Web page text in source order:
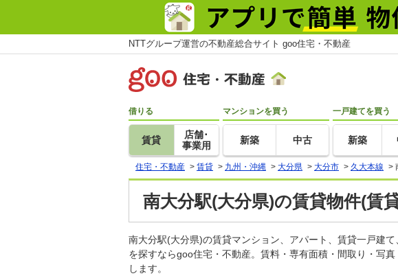
NTTグループ運営の不動産総合サイト goo住宅・不動産
借りる
賃貸
店舗･
事業用
マンションを買う
新築 中古
一戸建てを買う
新築
住宅・不動産 > 賃貸 > 九州・沖縄 > 大分県 > 大分市 > 久大本線 >
南大分駅(大分県)の賃貸物件(賃
南大分駅(大分県)の賃貸マンション、アパート、賃貸一戸建
を探すならgoo住宅・不動産。賃料・専有面積・間取り・写
します。